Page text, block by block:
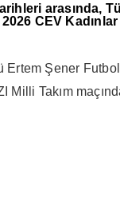
arasında,
CEV
Ertem Şener
Milli Takım